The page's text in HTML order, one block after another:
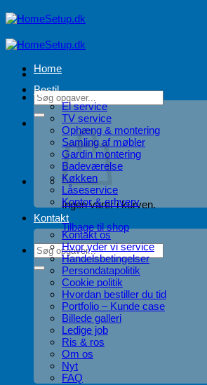
Fortsæt
til
Søg
efter:
Ingen varer i kurven.
Tilbage til shop
Søg
efter:
Home
Bestil
El service
TV service
Ophæng & montering
Samling af møbler
Gardin montering
Badeværelse
Køkken
Låseservice
Kontor & erhverv
Kontakt
Kontakt os
Hvor yder vi service
Handelsbetingelser
Persondatapolitik
Cookie politik
Hvordan bestiller du tid
Portfolio – Kunde case
Billede galleri
Ledige job
Ris & ros
Om os
Nyt
FAQ